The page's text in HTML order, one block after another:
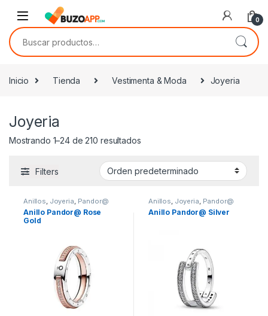
Skip to navigation
Skip to content
0
Buscar por:
Inicio Tienda Vestimenta & Moda Joyeria
Joyeria
Mostrando 1–24 de 210 resultados
Filters
Anillos, Joyeria, Pandor@
Anillo Pandor@ Rose
Gold
Anillos, Joyeria, Pandor@
Anillo Pandor@ Silver